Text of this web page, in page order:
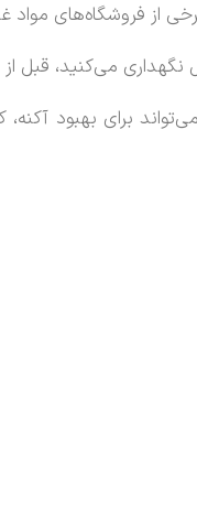
از فروشگاه‌های مواد
می‌کنید، قبل از
برای بهبود